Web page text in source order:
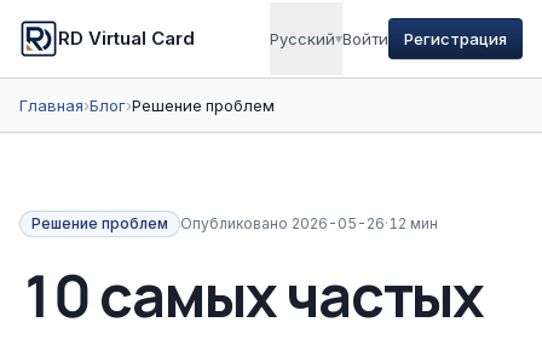
RD Virtual Card Русский▾Войти Регистрация
Главная›Блог›Решение проблем
Решение проблем Опубликовано 2026-05-26·12 мин
10 самых частых